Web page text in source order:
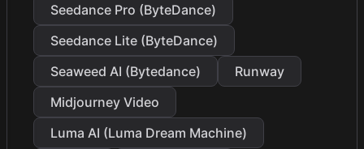
Seedance Pro (ByteDance)
Seedance Lite (ByteDance)
Seaweed AI (Bytedance)
Runway
Midjourney Video
Luma AI (Luma Dream Machine)